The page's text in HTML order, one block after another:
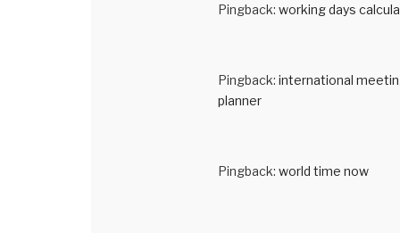
Pingback: working days
Pingback: international
planner
Pingback: world time now